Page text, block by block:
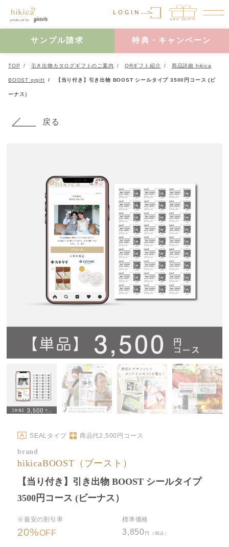
LOGIN
サンプル請求 特典・キャンペーン
TOP 引き出物カタログギフトのご案内 QRギフト紹介 商品詳細 hikica
BOOST qrgift 【当り付き】引き出物 BOOST シールタイプ 3500円コース (ビ
ーナス）
戻る
SEALタイプ 商品代2,500 円コース
brand
hikicaBOOST（ブースト）
【当り付き】引き出物 BOOST シールタイプ
3500円コース (ビーナス）
※最安の割引率
20%OFF
標準価格
3,850 円（税込）